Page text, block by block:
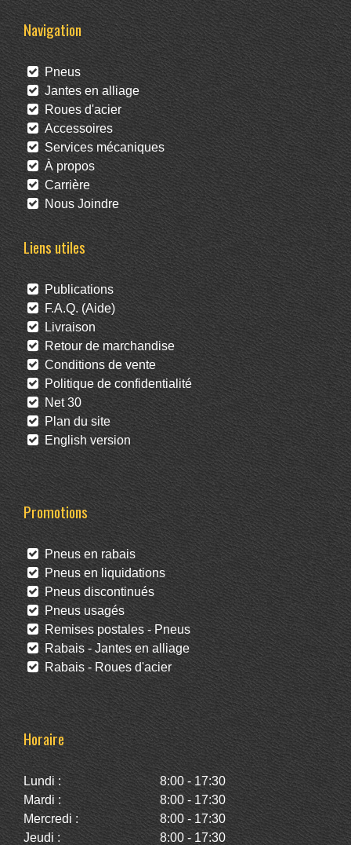
Navigation
Pneus
Jantes en alliage
Roues d'acier
Accessoires
Services mécaniques
À propos
Carrière
Nous Joindre
Liens utiles
Publications
F.A.Q. (Aide)
Livraison
Retour de marchandise
Conditions de vente
Politique de confidentialité
Net 30
Plan du site
English version
Promotions
Pneus en rabais
Pneus en liquidations
Pneus discontinués
Pneus usagés
Remises postales - Pneus
Rabais - Jantes en alliage
Rabais - Roues d'acier
Horaire
Lundi :
8:00 - 17:30
Mardi :
8:00 - 17:30
Mercredi :
8:00 - 17:30
Jeudi :
8:00 - 17:30